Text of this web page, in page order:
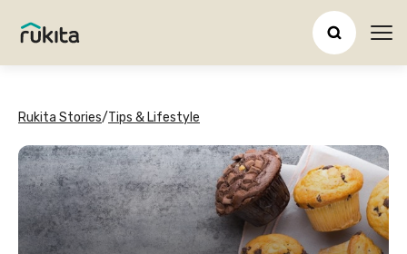
Rukita Stories/Tips & Lifestyle